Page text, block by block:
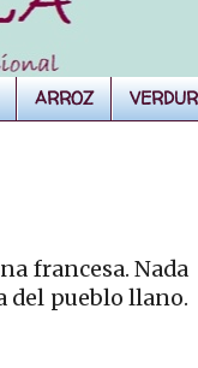
ARROZ
francesa. Nada
del pueblo llano.